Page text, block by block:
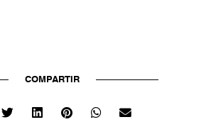
COMPARTIR